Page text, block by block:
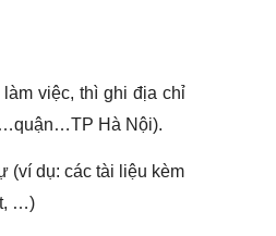
việc, thì ghi địa chỉ
Hà Nội).
(ví dụ: các tài liệu kèm
…)